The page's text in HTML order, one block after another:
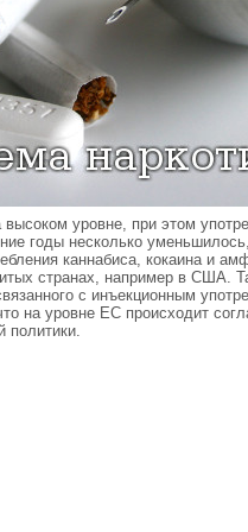
высоком уровне, при этом
годы несколько
каннабиса, кокаина и
странах, например в США.
с инъекционным
на уровне ЕС происходит
политики.